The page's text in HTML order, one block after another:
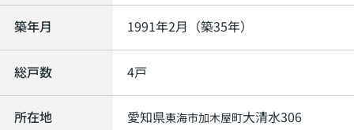
築年月 1991年2月（築35年）
総戸数 4戸
所在地 愛知県東海市加木屋町大清水306